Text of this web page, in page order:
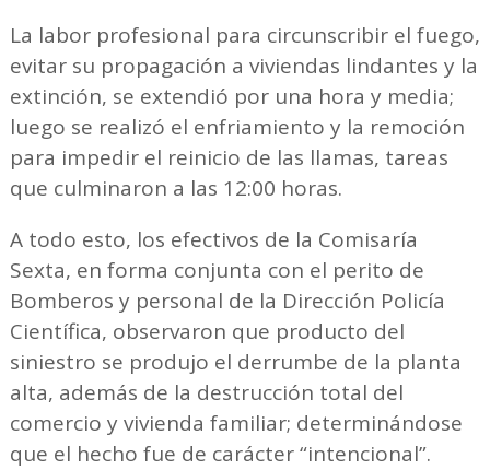
La labor profesional para circunscribir el fuego,
evitar su propagación a viviendas lindantes y la
extinción, se extendió por una hora y media;
luego se realizó el enfriamiento y la remoción
para impedir el reinicio de las llamas, tareas
que culminaron a las 12:00 horas.
A todo esto, los efectivos de la Comisaría
Sexta, en forma conjunta con el perito de
Bomberos y personal de la Dirección Policía
Científica, observaron que producto del
siniestro se produjo el derrumbe de la planta
alta, además de la destrucción total del
comercio y vivienda familiar; determinándose
que el hecho fue de carácter “intencional”.